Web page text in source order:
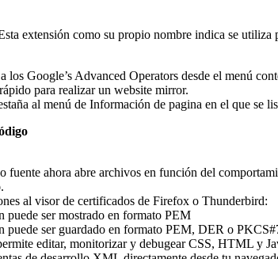
extensión como su propio nombre indica se utiliza
los Google’s Advanced Operators desde el menú
para realizar un website mirror.
al menú de Información de pagina en el que se
fuente ahora abre archivos en función del
al visor de certificados de Firefox o Thunderbird:
ser mostrado en formato PEM
puede ser guardado en formato PEM, DER o
editar, monitorizar y debugear CSS, HTML y